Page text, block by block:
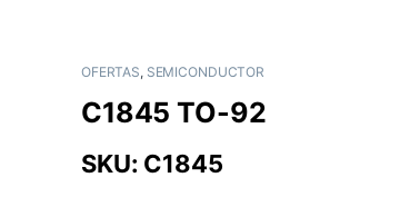
OFERTAS, SEMICONDUCTOR
C1845 TO-92
SKU: C1845